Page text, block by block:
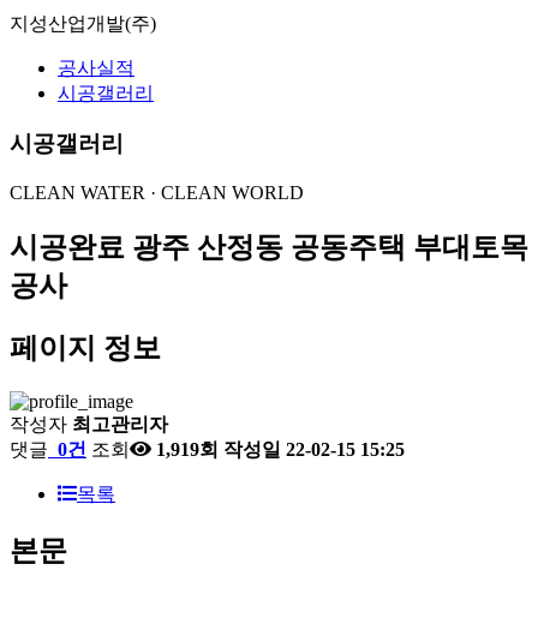
지성산업개발(주)
공사실적
시공갤러리
시공갤러리
CLEAN WATER · CLEAN WORLD
시공완료 광주 산정동 공동주택 부대토목
공사
페이지 정보
작성자 최고관리자
댓글 0건 조회 1,919회 작성일 22-02-15 15:25
목록
본문